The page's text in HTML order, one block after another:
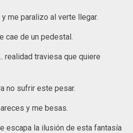
me paralizo al verte llegar.
cae de un pedestal.
realidad traviesa que quiere
no sufrir este pesar.
y me besas.
escapa la ilusión de esta fantasía